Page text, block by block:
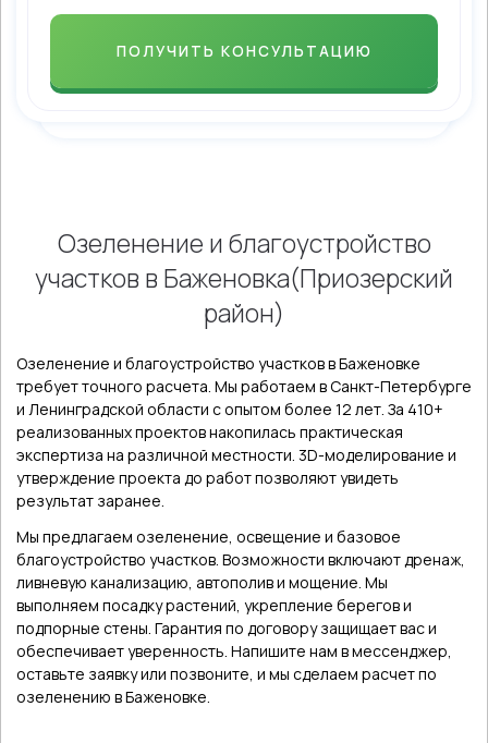
Озеленение и благоустройство
участков в Баженовка(Приозерский
район)
Озеленение и благоустройство участков в Баженовке
требует точного расчета. Мы работаем в Санкт-Петербурге
и Ленинградской области с опытом более 12 лет. За 410+
реализованных проектов накопилась практическая
экспертиза на различной местности. 3D-моделирование и
утверждение проекта до работ позволяют увидеть
результат заранее.
Мы предлагаем озеленение, освещение и базовое
благоустройство участков. Возможности включают дренаж,
ливневую канализацию, автополив и мощение. Мы
выполняем посадку растений, укрепление берегов и
подпорные стены. Гарантия по договору защищает вас и
обеспечивает уверенность. Напишите нам в мессенджер,
оставьте заявку или позвоните, и мы сделаем расчет по
озеленению в Баженовке.